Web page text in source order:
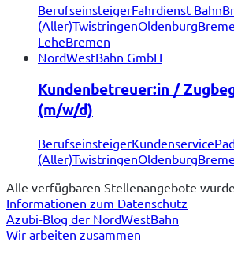
BerufseinsteigerFahrdienst Bahn
(Aller)TwistringenOldenburg
LeheBremen
NordWestBahn GmbH
Kundenbetreuer:in /
(m/w/d)
BerufseinsteigerKundenservice
(Aller)TwistringenOldenburg
Alle verfügbaren Stellenangebote
Informationen zum Datenschutz
Azubi-Blog der NordWestBahn
Wir arbeiten zusammen